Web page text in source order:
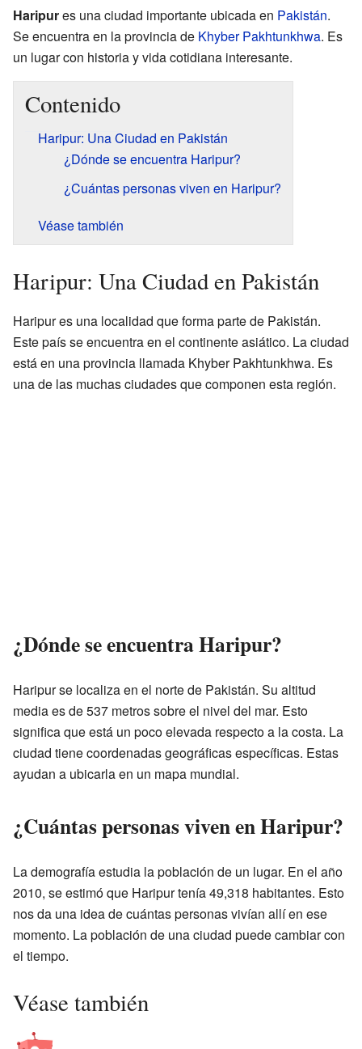
Haripures una ciudad importante ubicada en Pakistán.
Se encuentra en la provincia de Khyber Pakhtunkhwa. Es
un lugar con historia y vida cotidiana interesante.
Contenido
Haripur: Una Ciudad en Pakistán
¿Dónde se encuentra Haripur?
¿Cuántas personas viven en Haripur?
Véase también
Haripur: Una Ciudad en Pakistán
Haripur es una localidad que forma parte de Pakistán.
Este país se encuentra en el continente asiático. La ciudad
está en una provincia llamada Khyber Pakhtunkhwa. Es
una de las muchas ciudades que componen esta región.
¿Dónde se encuentra Haripur?
Haripur se localiza en el norte de Pakistán. Su altitud
media es de 537 metros sobre el nivel del mar. Esto
significa que está un poco elevada respecto a la costa. La
ciudad tiene coordenadas geográficas específicas. Estas
ayudan a ubicarla en un mapa mundial.
¿Cuántas personas viven en Haripur?
La demografía estudia la población de un lugar. En el año
2010, se estimó que Haripur tenía 49,318 habitantes. Esto
nos da una idea de cuántas personas vivían allí en ese
momento. La población de una ciudad puede cambiar con
el tiempo.
Véase también